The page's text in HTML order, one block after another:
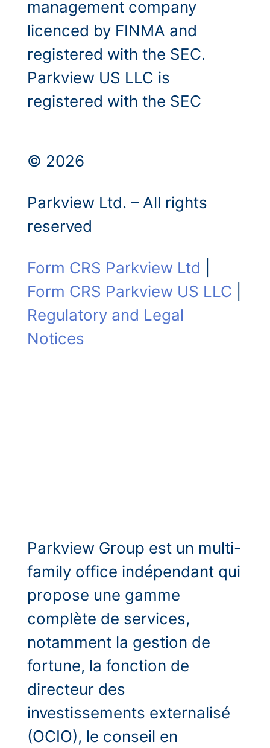
management company
licenced by FINMA and
registered with the SEC.
Parkview US LLC is
registered with the SEC
© 2026
Parkview Ltd. – All rights
reserved
Form CRS Parkview Ltd
Form CRS Parkview US LLC
Regulatory and Legal
Notices
Parkview Group est un multi-
family office indépendant qui
propose une gamme
complète de services,
notamment la gestion de
fortune, la fonction de
directeur des
investissements externalisé
(OCIO), le conseil en